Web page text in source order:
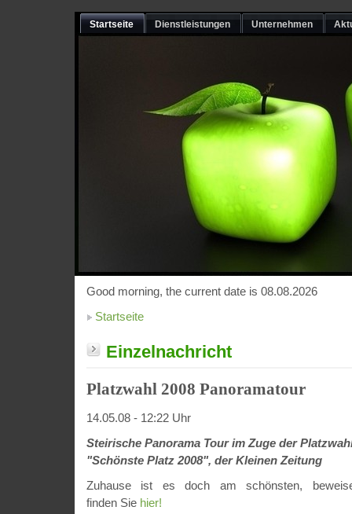
Startseite Dienstleistungen Unternehmen
Good morning, the current date is 08.08.2026
Startseite
Einzelnachricht
Platzwahl 2008 Panoramatour
14.05.08 - 12:22 Uhr
Steirische Panorama Tour im Zuge der
"Schönste Platz 2008", der Kleinen Zeitung
Zuhause ist es doch am schönsten,
finden Sie hier!